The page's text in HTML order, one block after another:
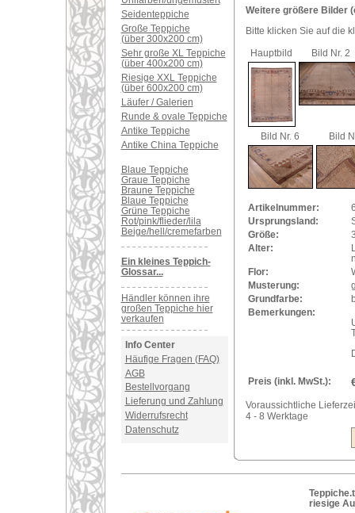
Seidenteppiche
Große Teppiche
(über 300x200 cm)
Sehr große XL Teppiche
(über 400x200 cm)
Riesige XXL Teppiche
(über 600x200 cm)
Läufer / Galerien
Runde & ovale Teppiche
Antike Teppiche
Antike China Teppiche
Blaue Teppiche
Graue Teppiche
Braune Teppiche
Blaue Teppiche
Grüne Teppiche
Rot/pink/flieder/lila
Beige/hell/cremefarben
Ein kleines Teppich-
Glossar...
Händler können ihre
großen Teppiche hier
verkaufen
Info Center
Häufige Fragen (FAQ)
AGB
Bestellvorgang
Lieferung und Zahlung
Widerrufsrecht
Datenschutz
Weitere größere Bilder
Bitte klicken Sie auf die
Hauptbild
Bild Nr. 2
Bild Nr. 6 Bild
Artikelnummer:
Ursprungsland:
Größe:
Alter:
Flor:
Musterung:
Grundfarbe:
Bemerkungen:
Preis (inkl. MwSt.):
Voraussichtliche
4 - 8 Werktage
riesige